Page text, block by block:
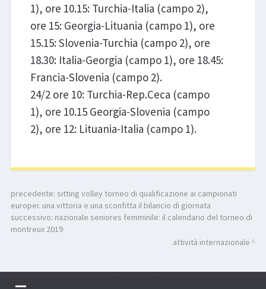
1), ore 10.15: Turchia-Italia (campo 2),
ore 15: Georgia-Lituania (campo 1), ore
15.15: Slovenia-Turchia (campo 2), ore
18.30: Italia-Georgia (campo 1), ore 18.45:
Francia-Slovenia (campo 2).
24/2 ore 10: Turchia-Rep.Ceca (campo
1), ore 10.15 Georgia-Slovenia (campo
2), ore 12: Lituania-Italia (campo 1).
precedente: sitting volley torneo di qualificazione ai campionati
europei: una vittoria e una sconfitta il bilancio di giornata
successivo: nazionale seniores femminile: il calendario del torneo di
montreux 2019
attività internazionale